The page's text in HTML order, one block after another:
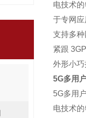
电技术
于专网
支持多
紧跟
外形小
5G多用
5G多用
电技术